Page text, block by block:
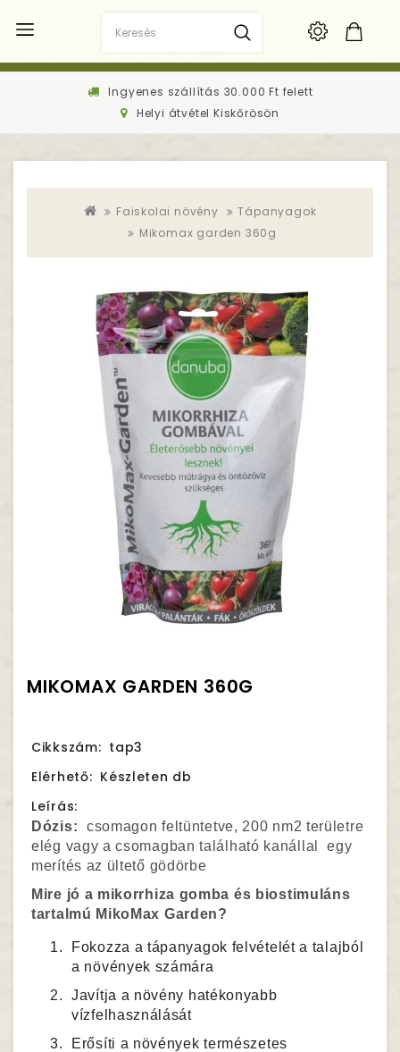
Ingyenes szállítás 30.000 Ft felett
Helyi átvétel Kiskőrösön
Faiskolai növény
Tápanyagok
Mikomax garden 360g
MIKOMAX GARDEN 360G
Cikkszám: tap3
Elérhető: Készleten db
Leírás:
Dózis:
csomagon feltüntetve, 200 nm2 területre
elég vagy a csomagban található kanállal egy
merítés az ültető gödörbe
Mire jó a mikorrhiza gomba és biostimuláns
tartalmú MikoMax Garden?
Fokozza a tápanyagok felvételét a talajból
a növények számára
Javítja a növény hatékonyabb
vízfelhasználását
Erősíti a növények természetes